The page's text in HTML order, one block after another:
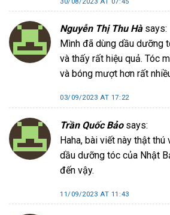
Nguyễn Thị Thu Hà says:
Mình đã dùng dầu dưỡng
và thấy rất hiệu quả. Tóc
và bóng mượt hơn rất
03/09/2023 AT 17:22
Trần Quốc Bảo says:
Haha, bài viết này thật thú
dầu dưỡng tóc của Nhật
đến vậy.
11/09/2023 AT 11:43